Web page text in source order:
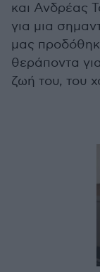
και Ανδρέας
για μια
μας
θεράποντα
ζωή του, του